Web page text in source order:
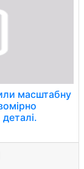
масштабну